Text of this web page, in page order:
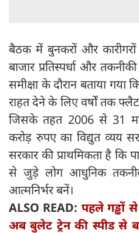
बैठक में बुनकरों और
बाजार प्रतिस्पर्धा और
समीक्षा के दौरान बताया गया
राहत देने के लिए वर्षों तक
जिसके तहत 2006 से 31
करोड़ रुपए का विद्युत व्यय
सरकार की प्राथमिकता है कि
से जुड़े लोग आधुनिक
आत्मनिर्भर बनें।
ALSO READ: पहले गड्ढों
अब बुलेट ट्रेन की स्पीड से